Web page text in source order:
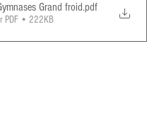
Grand froid.pdf
PDF • 222KB